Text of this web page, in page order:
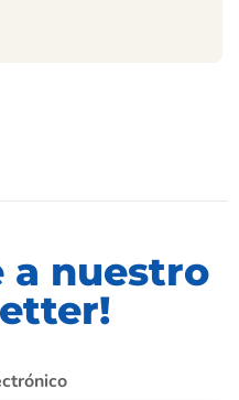
a nuestro